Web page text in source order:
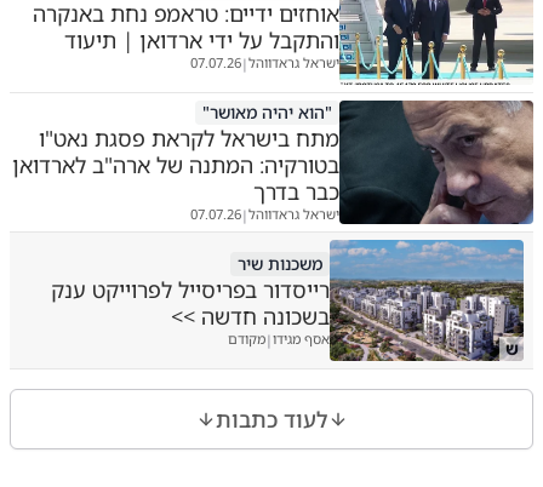
אוחזים ידיים: טראמפ נחת באנקרה
והתקבל על ידי ארדואן | תיעוד
ישראל גראדווהל|
07.07.26
"הוא יהיה מאושר"
מתח בישראל לקראת פסגת נאט"ו
בטורקיה: המתנה של ארה"ב לארדואן
כבר בדרך
ישראל גראדווהל|
07.07.26
ש
משכנות שיר
רייסדור בפריסייל לפרוייקט ענק
בשכונה חדשה >>
אסף מגידו|מקודם
לעוד כתבות